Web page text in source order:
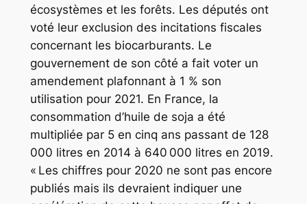
écosystèmes et les forêts. Les députés ont
voté leur exclusion des incitations fiscales
concernant les biocarburants. Le
gouvernement de son côté a fait voter un
amendement plafonnant à 1 % son
utilisation pour 2021. En France, la
consommation d’huile de soja a été
multipliée par 5 en cinq ans passant de 128
000 litres en 2014 à 640 000 litres en 2019.
« Les chiffres pour 2020 ne sont pas encore
publiés mais ils devraient indiquer une